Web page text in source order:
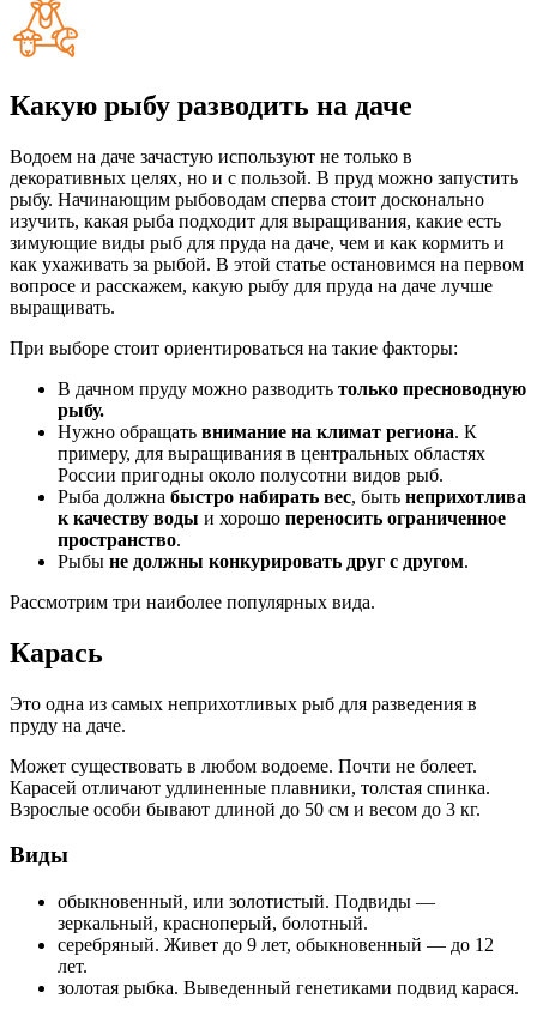
Какую рыбу разводить на даче
Водоем на даче зачастую используют не только в
декоративных целях, но и с пользой. В пруд можно запустить
рыбу. Начинающим рыбоводам сперва стоит досконально
изучить, какая рыба подходит для выращивания, какие есть
зимующие виды рыб для пруда на даче, чем и как кормить и
как ухаживать за рыбой. В этой статье остановимся на первом
вопросе и расскажем, какую рыбу для пруда на даче лучше
выращивать.
При выборе стоит ориентироваться на такие факторы:
В дачном пруду можно разводить только пресноводную
рыбу.
Нужно обращать внимание на климат региона. К
примеру, для выращивания в центральных областях
России пригодны около полусотни видов рыб.
Рыба должна быстро набирать вес, быть неприхотлива
к качеству воды и хорошо переносить ограниченное
пространство.
Рыбы не должны конкурировать друг с другом.
Рассмотрим три наиболее популярных вида.
Карась
Это одна из самых неприхотливых рыб для разведения в
пруду на даче.
Может существовать в любом водоеме. Почти не болеет.
Карасей отличают удлиненные плавники, толстая спинка.
Взрослые особи бывают длиной до 50 см и весом до 3 кг.
Виды
обыкновенный, или золотистый. Подвиды —
зеркальный, красноперый, болотный.
серебряный. Живет до 9 лет, обыкновенный — до 12
лет.
золотая рыбка. Выведенный генетиками подвид карася.